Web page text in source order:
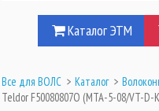
Каталог ЭТМ
Все для ВОЛС > Каталог >
Teldor F50080807O (MTA-5-08/VT-D-